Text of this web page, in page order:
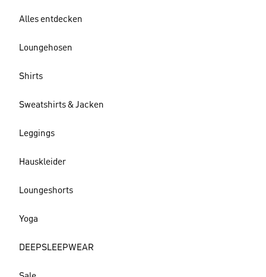
Alles entdecken
Loungehosen
Shirts
Sweatshirts & Jacken
Leggings
Hauskleider
Loungeshorts
Yoga
DEEPSLEEPWEAR